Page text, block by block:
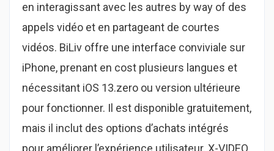
en interagissant avec les autres by way of des
appels vidéo et en partageant de courtes
vidéos. BiLiv offre une interface conviviale sur
iPhone, prenant en cost plusieurs langues et
nécessitant iOS 13.zero ou version ultérieure
pour fonctionner. Il est disponible gratuitement,
mais il inclut des options d’achats intégrés
pour améliorer l’expérience utilisateur. X-VIDEO